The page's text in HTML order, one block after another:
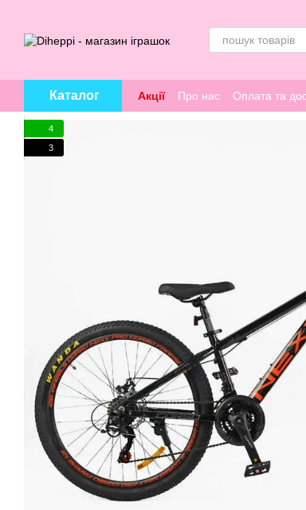
Каталог Акції Про нас Оплата та
4
3